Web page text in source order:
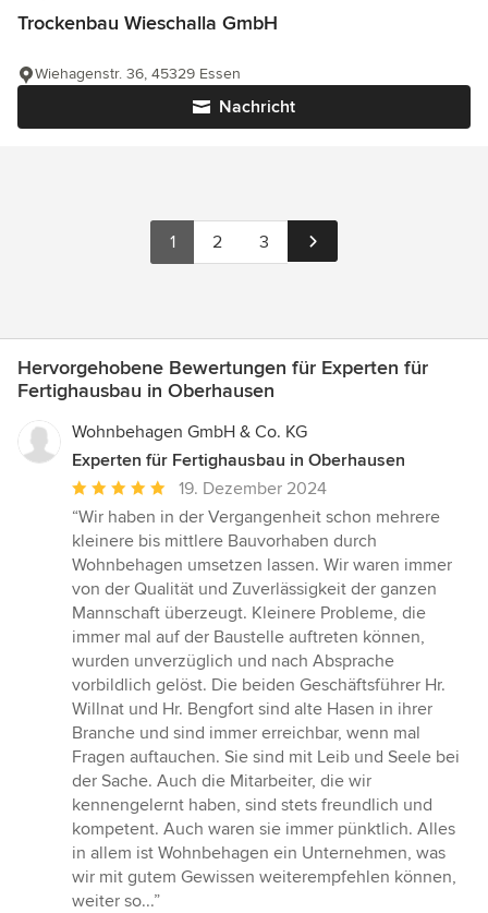
Trockenbau Wieschalla GmbH
Nachricht
Wiehagenstr. 36, 45329 Essen
1 2 3
Hervorgehobene Bewertungen für Experten für
Fertighausbau in Oberhausen
Wohnbehagen GmbH & Co. KG
Experten für Fertighausbau in Oberhausen
Durchschnittliche
Bewertung:
5
von
5
Sternen
19. Dezember 2024
“Wir haben in der Vergangenheit schon mehrere
kleinere bis mittlere Bauvorhaben durch
Wohnbehagen umsetzen lassen. Wir waren immer
von der Qualität und Zuverlässigkeit der ganzen
Mannschaft überzeugt. Kleinere Probleme, die
immer mal auf der Baustelle auftreten können,
wurden unverzüglich und nach Absprache
vorbildlich gelöst. Die beiden Geschäftsführer Hr.
Willnat und Hr. Bengfort sind alte Hasen in ihrer
Branche und sind immer erreichbar, wenn mal
Fragen auftauchen. Sie sind mit Leib und Seele bei
der Sache. Auch die Mitarbeiter, die wir
kennengelernt haben, sind stets freundlich und
kompetent. Auch waren sie immer pünktlich. Alles
in allem ist Wohnbehagen ein Unternehmen, was
wir mit gutem Gewissen weiterempfehlen können,
weiter so...”